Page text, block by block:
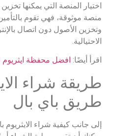
اختيار المنصة التي يمكنها
منصة موثوقة، فهي تقوم
وتخزين الأصول دون اتصال
الاحتيالية.
اقرأ أيضًا: افضل محفظة ايثريوم
طريقة شراء
طريق باي بال
إلى جانب كيفية شراء